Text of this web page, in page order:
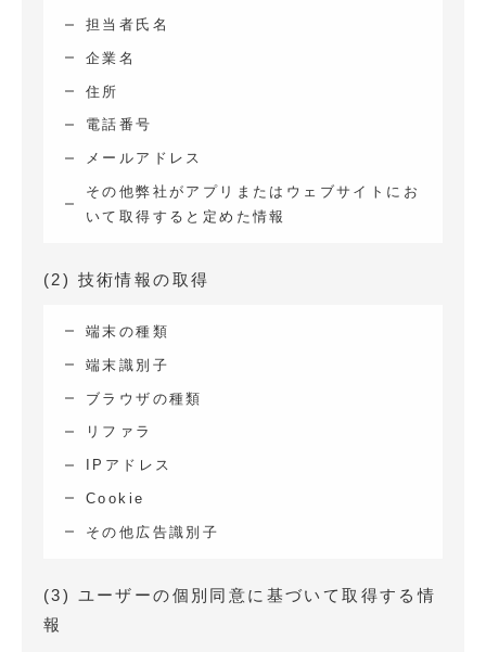
担当者氏名
企業名
住所
電話番号
メールアドレス
その他弊社がアプリまたはウェブサイトにお
いて取得すると定めた情報
(2) 技術情報の取得
端末の種類
端末識別子
ブラウザの種類
リファラ
IPアドレス
Cookie
その他広告識別子
(3) ユーザーの個別同意に基づいて取得する情
報